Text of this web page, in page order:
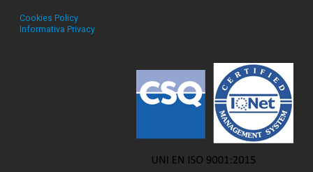
Cookies Policy
Informativa Privacy